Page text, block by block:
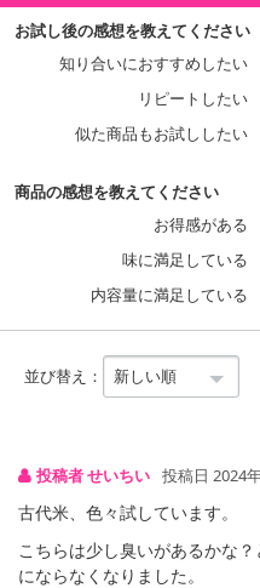
お試し後の感想を教えてください
知り合いにおすすめしたい
リピートしたい
似た商品もお試ししたい
商品の感想を教えてください
お得感がある
味に満足している
内容量に満足している
並び替え：
投稿者 せいちい 投稿日 2024
古代米、色々試しています。
こちらは少し臭いがあるかな
にならなくなりました。